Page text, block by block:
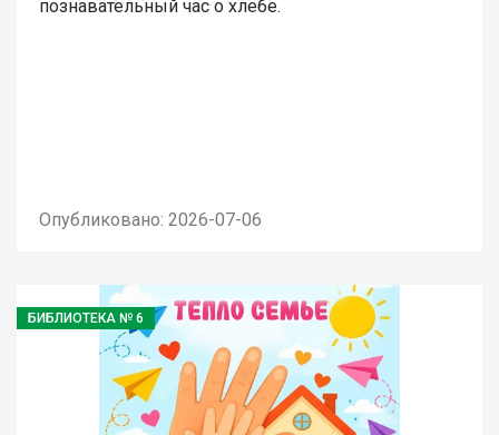
познавательный час о хлебе.
Опубликовано: 2026-07-06
БИБЛИОТЕКА № 6